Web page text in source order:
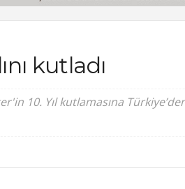
kutladı
10. Yıl kutlamasına